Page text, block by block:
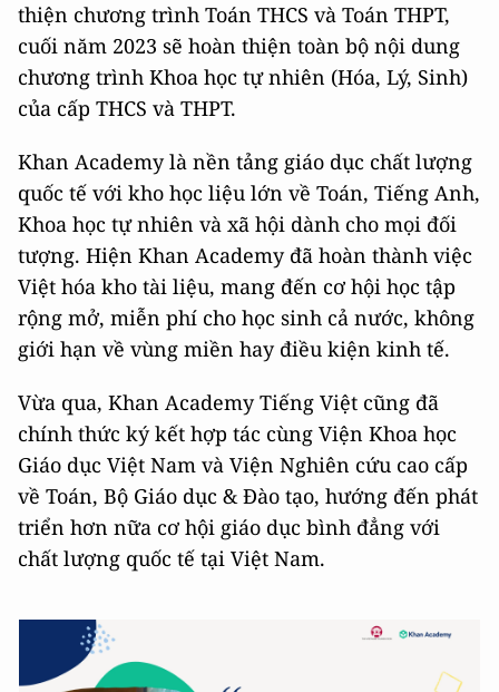
thiện chương trình Toán THCS và Toán THPT,
cuối năm 2023 sẽ hoàn thiện toàn bộ nội dung
chương trình Khoa học tự nhiên (Hóa, Lý, Sinh)
của cấp THCS và THPT.
Khan Academy là nền tảng giáo dục chất lượng
quốc tế với kho học liệu lớn về Toán, Tiếng Anh,
Khoa học tự nhiên và xã hội dành cho mọi đối
tượng. Hiện Khan Academy đã hoàn thành việc
Việt hóa kho tài liệu, mang đến cơ hội học tập
rộng mở, miễn phí cho học sinh cả nước, không
giới hạn về vùng miền hay điều kiện kinh tế.
Vừa qua, Khan Academy Tiếng Việt cũng đã
chính thức ký kết hợp tác cùng Viện Khoa học
Giáo dục Việt Nam và Viện Nghiên cứu cao cấp
về Toán, Bộ Giáo dục & Đào tạo, hướng đến phát
triển hơn nữa cơ hội giáo dục bình đẳng với
chất lượng quốc tế tại Việt Nam.